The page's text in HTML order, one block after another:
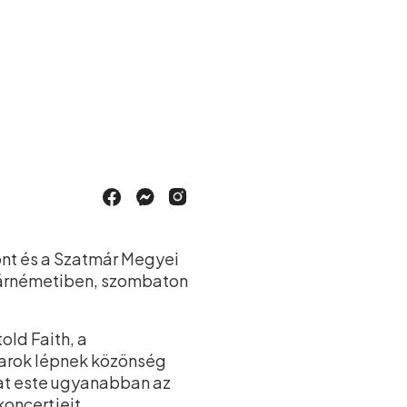
és a Szatmár Megyei
szombaton
Faith, a
lépnek közönség
este ugyanabban az